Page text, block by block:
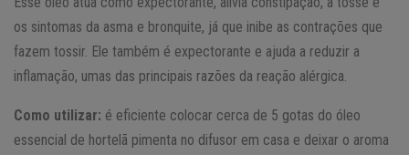
os sintomas da asma e bronquite, já que inibe as contrações que
fazem tossir. Ele também é expectorante e ajuda a reduzir a
inflamação, umas das principais razões da reação alérgica.
Como utilizar: é eficiente colocar cerca de 5 gotas do óleo
essencial de hortelã pimenta no difusor em casa e deixar o aroma